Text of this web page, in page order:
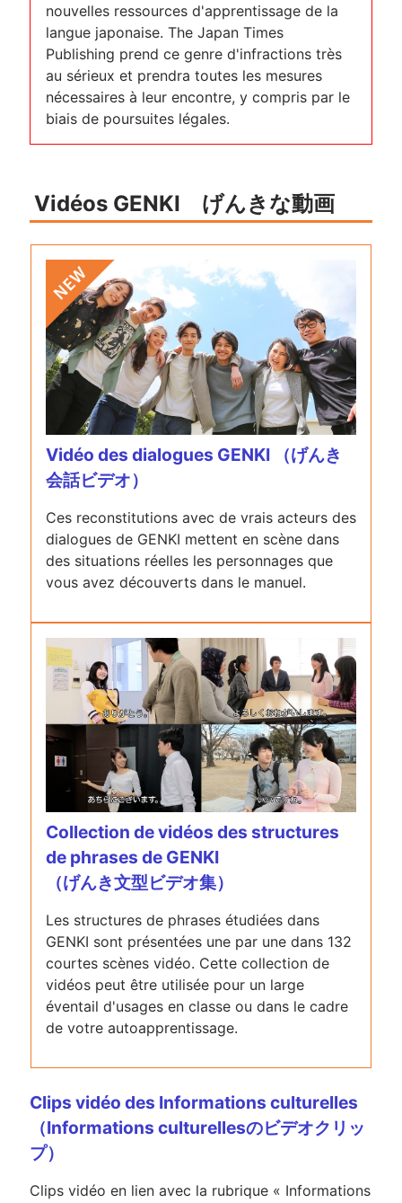
nouvelles ressources d'apprentissage de la
langue japonaise. The Japan Times
Publishing prend ce genre d'infractions très
au sérieux et prendra toutes les mesures
nécessaires à leur encontre, y compris par le
biais de poursuites légales.
Vidéos GENKI げんきな動画
Vidéo des dialogues GENKI （げんき
会話ビデオ）
Ces reconstitutions avec de vrais acteurs des
dialogues de GENKI mettent en scène dans
des situations réelles les personnages que
vous avez découverts dans le manuel.
Collection de vidéos des structures
de phrases de GENKI
（げんき文型ビデオ集）
Les structures de phrases étudiées dans
GENKI sont présentées une par une dans 132
courtes scènes vidéo. Cette collection de
vidéos peut être utilisée pour un large
éventail d'usages en classe ou dans le cadre
de votre autoapprentissage.
Clips vidéo des Informations culturelles
（Informations culturellesのビデオクリッ
プ）
Clips vidéo en lien avec la rubrique « Informations